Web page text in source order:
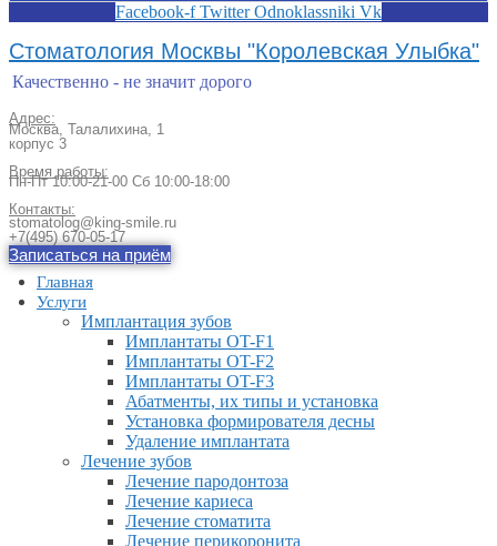
Facebook-f Twitter Odnoklassniki Vk
Стоматология Москвы "Королевская Улыбка"
Качественно - не значит дорого
Адрес:
Москва, Талалихина, 1
корпус 3
Время работы:
Пн-Пт 10:00-21-00 Сб 10:00-18:00​
Контакты:
stomatolog@king-smile.ru
+7(495) 670-05-17
Записаться на приём
Главная
Услуги
Имплантация зубов
Имплантаты OT-F1
Имплантаты OT-F2
Имплантаты OT-F3
Абатменты, их типы и установка
Установка формирователя десны
Удаление имплантата
Лечение зубов
Лечение пародонтоза
Лечение кариеса
Лечение стоматита
Лечение перикоронита